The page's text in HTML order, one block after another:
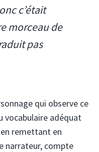
c’était
morceau de
pas
qui observe ce
vocabulaire adéquat
remettant en
narrateur, compte